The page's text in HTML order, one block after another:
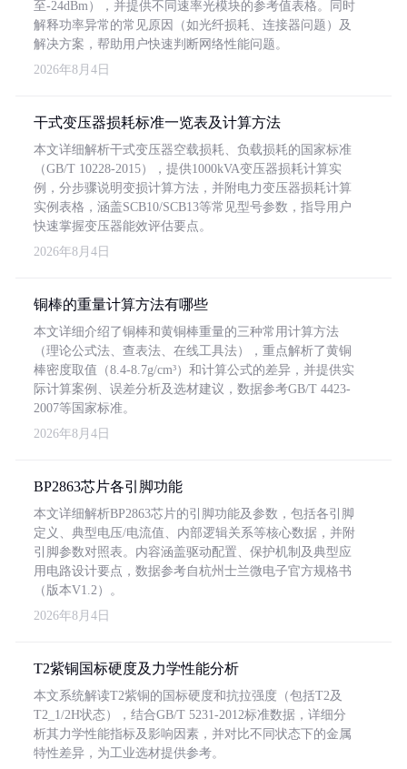
至-24dBm），并提供不同速率光模块的参考值表格。同时
解释功率异常的常见原因（如光纤损耗、连接器问题）及
解决方案，帮助用户快速判断网络性能问题。
2026年8月4日
干式变压器损耗标准一览表及计算方法
本文详细解析干式变压器空载损耗、负载损耗的国家标准
（GB/T 10228-2015），提供1000kVA变压器损耗计算实
例，分步骤说明变损计算方法，并附电力变压器损耗计算
实例表格，涵盖SCB10/SCB13等常见型号参数，指导用户
快速掌握变压器能效评估要点。
2026年8月4日
铜棒的重量计算方法有哪些
本文详细介绍了铜棒和黄铜棒重量的三种常用计算方法
（理论公式法、查表法、在线工具法），重点解析了黄铜
棒密度取值（8.4-8.7g/cm³）和计算公式的差异，并提供实
际计算案例、误差分析及选材建议，数据参考GB/T 4423-
2007等国家标准。
2026年8月4日
BP2863芯片各引脚功能
本文详细解析BP2863芯片的引脚功能及参数，包括各引脚
定义、典型电压/电流值、内部逻辑关系等核心数据，并附
引脚参数对照表。内容涵盖驱动配置、保护机制及典型应
用电路设计要点，数据参考自杭州士兰微电子官方规格书
（版本V1.2）。
2026年8月4日
T2紫铜国标硬度及力学性能分析
本文系统解读T2紫铜的国标硬度和抗拉强度（包括T2及
T2_1/2H状态），结合GB/T 5231-2012标准数据，详细分
析其力学性能指标及影响因素，并对比不同状态下的金属
特性差异，为工业选材提供参考。